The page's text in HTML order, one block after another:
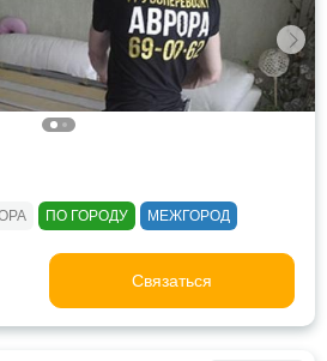
ПО ГОРОДУ МЕЖГОРОД
Связаться